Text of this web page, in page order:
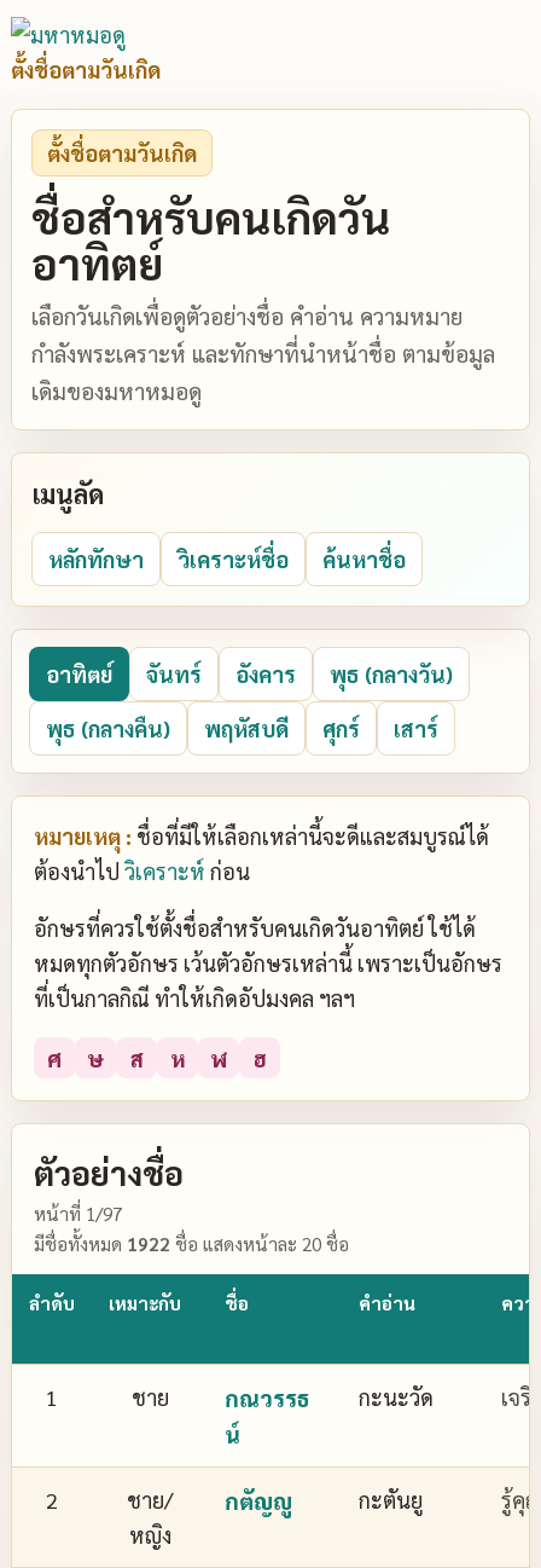
ตั้งชื่อตามวันเกิด
ตั้งชื่อตามวันเกิด
ชื่อสำหรับคนเกิดวัน
อาทิตย์
เลือกวันเกิดเพื่อดูตัวอย่างชื่อ คำอ่าน ความหมาย
กำลังพระเคราะห์ และทักษาที่นำหน้าชื่อ ตามข้อมูล
เดิมของมหาหมอดู
เมนูลัด
หลักทักษา วิเคราะห์ชื่อ ค้นหาชื่อ
อาทิตย์ จันทร์ อังคาร
พุธ (กลางวัน)
พุธ (กลางคืน)
พฤหัสบดี ศุกร์ เสาร์
หมายเหตุ : ชื่อที่มีให้เลือกเหล่านี้จะดีและสมบูรณ์ได้
ต้องนำไป วิเคราะห์ ก่อน
อักษรที่ควรใช้ตั้งชื่อสำหรับคนเกิดวันอาทิตย์ ใช้ได้
หมดทุกตัวอักษร เว้นตัวอักษรเหล่านี้ เพราะเป็นอักษร
ที่เป็นกาลกิณี ทำให้เกิดอัปมงคล ฯลฯ
ศ ษ ส ห ฬ ฮ
ตัวอย่างชื่อ
หน้าที่ 1/97
มีชื่อทั้งหมด 1922 ชื่อ แสดงหน้าละ 20 ชื่อ
ลำดับ เหมาะกับ ชื่อ คำอ่าน คว
1 ชาย
กณวรรธ
น์
กะนะวัด เจ
2
ชาย/
หญิง
กตัญญู กะตันยู รู้คุ